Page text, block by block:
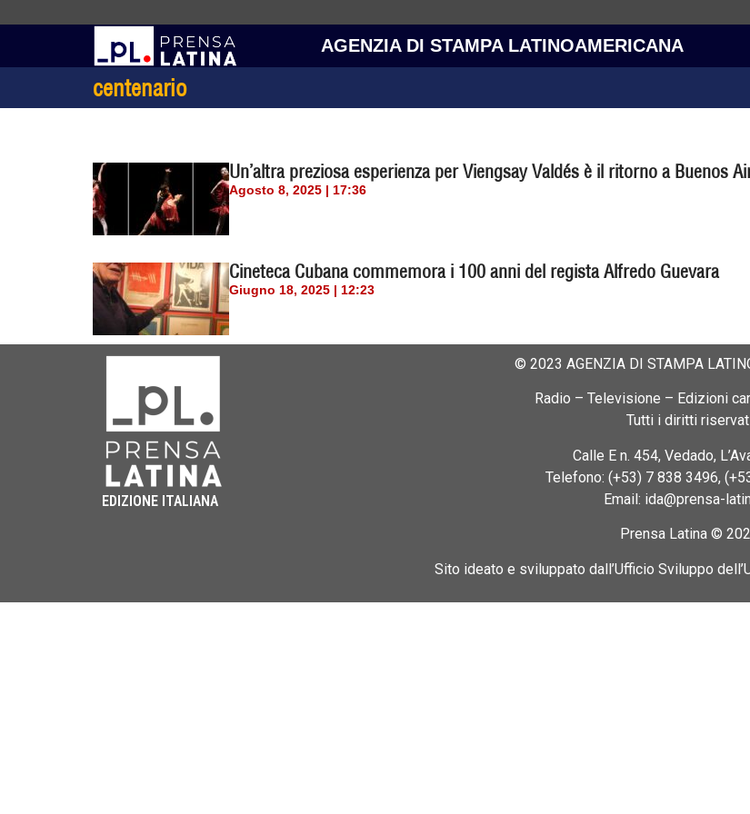
AGENZIA DI STAMPA LATINOAMERICANA
centenario
Un’altra preziosa esperienza per Viengsay Valdés è il ritorno a Buenos
Agosto 8, 2025 | 17:36
Cineteca Cubana commemora i 100 anni del regista Alfredo Guevara
Giugno 18, 2025 | 12:23
EDIZIONE ITALIANA
© 2023 AGENZIA DI STAMPA
Radio – Televisione – Edizioni
Tutti i diritti
Calle E n. 454, Vedado,
Telefono: (+53) 7 838 3496,
Email: ida@prensa-
Prensa Latina ©
Sito ideato e sviluppato dall’Ufficio Sviluppo